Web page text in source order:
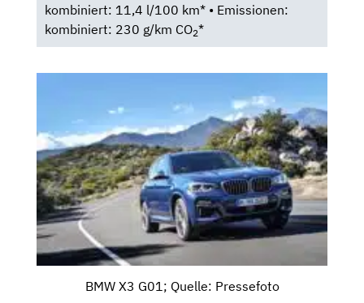
kombiniert: 11,4 l/100 km* • Emissionen:
kombiniert: 230 g/km CO2*
BMW X3 G01; Quelle: Pressefoto